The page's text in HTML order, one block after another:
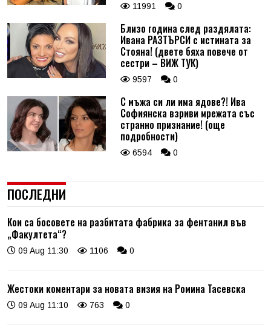
11991 0
Близо година след раздялата:
Ивана РАЗТЪРСИ с истината за
Стояна! (двете бяха повече от
сестри – ВИЖ ТУК)
9597 0
С мъжа си ли има ядове?! Ива
Софиянска взриви мрежата със
странно признание! (още
подробности)
6594 0
ПОСЛЕДНИ
Кои са босовете на разбитата фабрика за фентанил във
„Факултета“?
09 Aug 11:30 1106 0
Жестоки коментари за новата визия на Ромина Тасевска
09 Aug 11:10 763 0